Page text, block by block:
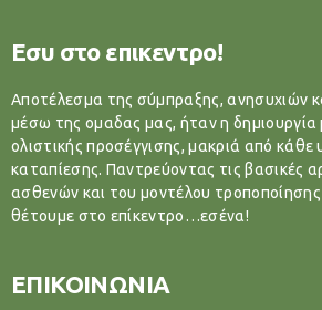
Εσυ στο επικεντρο!
Αποτέλεσμα της σύμπραξης, ανησυχιών
μέσω της ομαδας μας, ήταν η δημιουργία
ολιστικής προσέγγισης, μακριά από κάθε
καταπίεσης. Παντρεύοντας τις βασικές
ασθενών και του μοντέλου
θέτουμε στο επίκεντρο…εσένα!
ΕΠΙΚΟΙΝΩΝΙΑ